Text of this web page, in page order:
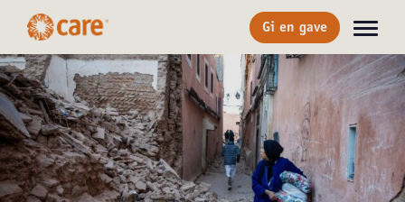
Gi en gave